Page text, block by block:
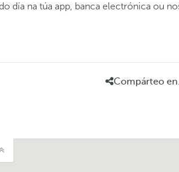
día na túa app, banca electrónica ou
Compárteo